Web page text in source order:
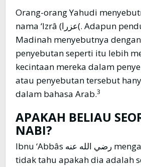
Orang-orang Yahudi
nama ‘Izrâ (عزرا(. Adapun penduduk Yahudi
Madinah menyebutnya dengan
penyebutan seperti itu lebih
kecintaan mereka dalam
atau penyebutan tersebut
dalam bahasa Arab.3
APAKAH BELIAU
NABI?
Ibnu ‘Abbâs رضي الله عنه mengatakan, “Saya
tidak tahu apakah dia adalah